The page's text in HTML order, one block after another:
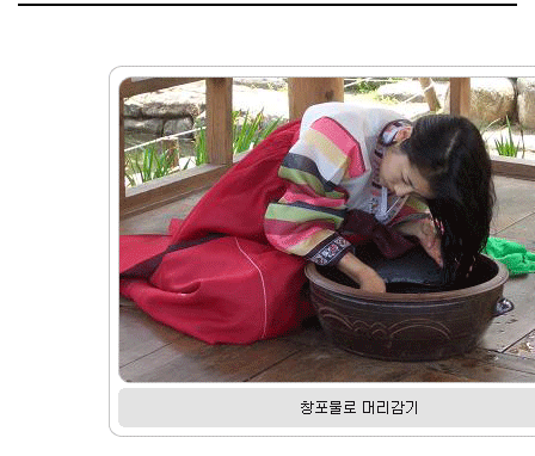
L
복
사
하
기
게
변
경
하
기
게
변
경
하
기